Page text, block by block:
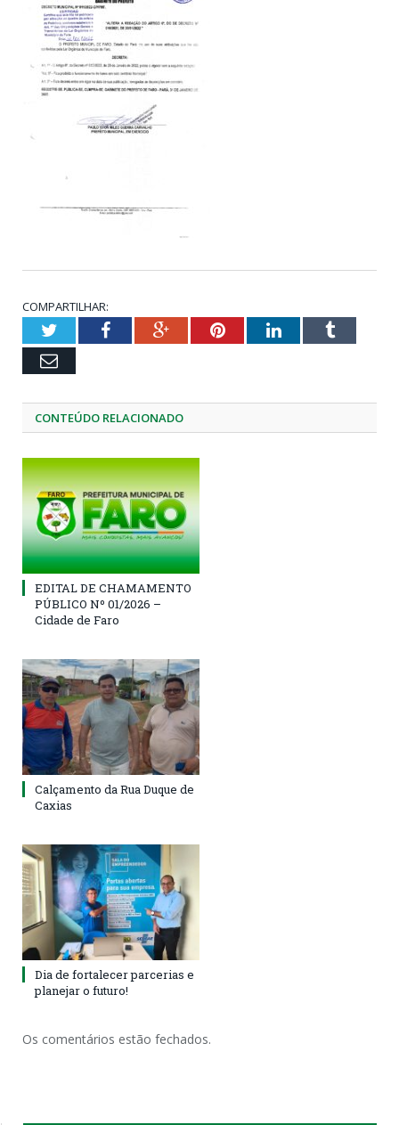
COMPARTILHAR:
TwitterFacebookGoogle+PinterestLinkedInTumblr
Email
CONTEÚDO RELACIONADO
EDITAL DE CHAMAMENTO
PÚBLICO Nº 01/2026 –
Cidade de Faro
Calçamento da Rua Duque de
Caxias
Dia de fortalecer parcerias e
planejar o futuro!
Os comentários estão fechados.